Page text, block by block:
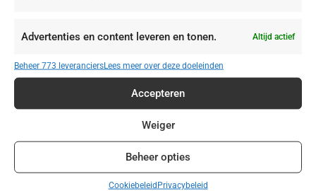
Advertenties en content leveren en tonen. Altijd actief
Beheer 773 leveranciersLees meer over deze doeleinden
Accepteren
Weiger
Beheer opties
CookiebeleidPrivacybeleid
€ 42,50